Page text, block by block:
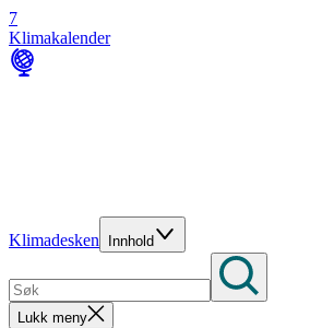
7
Klimakalender
Klimadesken Innhold
Lukk meny